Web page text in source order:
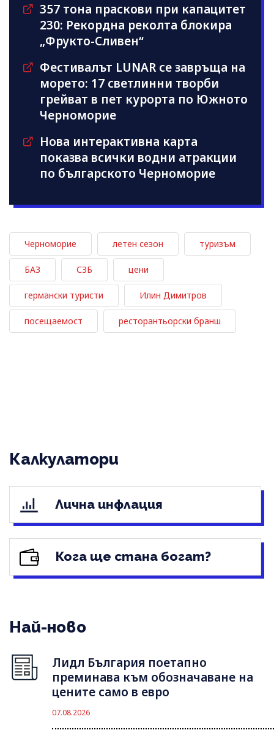
357 тона праскови при капацитет
230: Рекордна реколта блокира
„Фрукто-Сливен“
Фестивалът LUNAR се завръща на
морето: 17 светлинни творби
грейват в пет курорта по Южното
Черноморие
Нова интерактивна карта
показва всички водни атракции
по българското Черноморие
Черноморие летен сезон туризъм
БАЗ СЗБ цени
германски туристи Илин Димитров
посещаемост ресторантьорски бранш
Калкулатори
Лична инфлация
Кога ще стана богат?
Най-ново
Лидл България поетапно
преминава към обозначаване на
цените само в евро
07.08.2026